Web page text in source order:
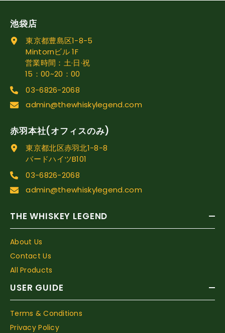
池袋店
東京都豊島区1-8-5
Mintornビル 1F
営業時間：土·日·祝
15：00~20：00
03-6826-2068
admin@thewhiskylegend.com
赤羽本社(オフィスのみ)
東京都北区赤羽北1-8-8
バードハイツB101
03-6826-2068
admin@thewhiskylegend.com
THE WHISKEY LEGEND
About Us
Contact Us
All Products
USER GUIDE
Terms & Conditions
Privacy Policy